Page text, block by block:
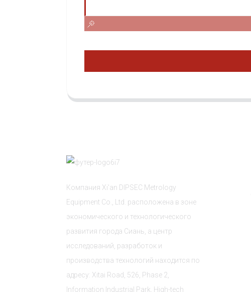
Компания Xi'an DIPSEC Metrology
Equipment Co., Ltd. расположена в зоне
экономического и технологического
развития города Сиань, а центр
исследований, разработок и
производства технологий находится по
адресу: Xitai Road, 526, Phase 2,
Information Industrial Park, High-tech